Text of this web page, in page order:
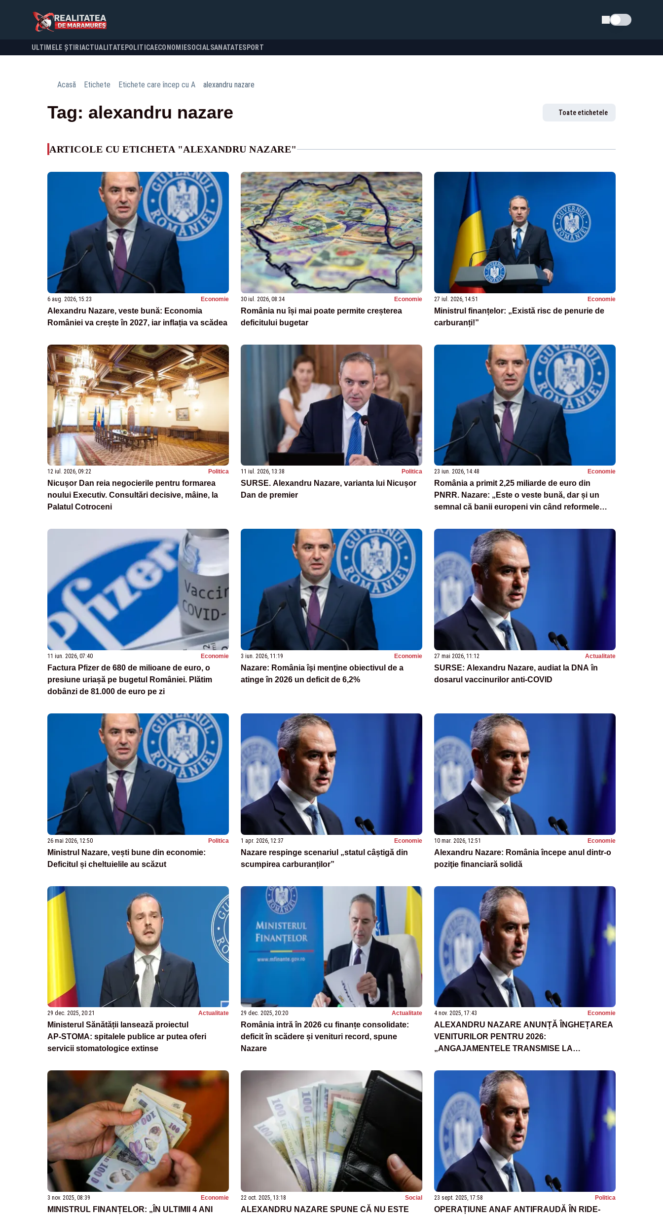
Schimba tema
ULTIMELE ȘTIRI ACTUALITATE POLITICA ECONOMIESOCIALSANATATESPORT
Acasă Etichete Etichete care încep cu A alexandru nazare
Tag: alexandru nazare Toate etichetele
ARTICOLE CU ETICHETA "ALEXANDRU NAZARE"
6 aug. 2026, 15:23 Economie
Alexandru Nazare, veste bună: Economia
României va crește în 2027, iar inflația va scădea
30 iul. 2026, 08:34 Economie
România nu își mai poate permite creșterea
deficitului bugetar
27 iul. 2026, 14:51 Economie
Ministrul finanțelor: „Există risc de penurie de
carburanți!”
12 iul. 2026, 09:22 Politica
Nicușor Dan reia negocierile pentru formarea
noului Executiv. Consultări decisive, mâine, la
Palatul Cotroceni
11 iul. 2026, 13:38 Politica
SURSE. Alexandru Nazare, varianta lui Nicușor
Dan de premier
23 iun. 2026, 14:48 Economie
România a primit 2,25 miliarde de euro din
PNRR. Nazare: „Este o veste bună, dar și un
semnal că banii europeni vin când reformele
11 iun. 2026, 07:40 Economie
Factura Pfizer de 680 de milioane de euro, o
presiune uriașă pe bugetul României. Plătim
dobânzi de 81.000 de euro pe zi
3 iun. 2026, 11:19 Economie
Nazare: România îşi menţine obiectivul de a
atinge în 2026 un deficit de 6,2%
27 mai 2026, 11:12 Actualitate
SURSE: Alexandru Nazare, audiat la DNA în
dosarul vaccinurilor anti-COVID
26 mai 2026, 12:50 Politica
Ministrul Nazare, vești bune din economie:
Deficitul și cheltuielile au scăzut
1 apr. 2026, 12:37 Economie
Nazare respinge scenariul „statul câștigă din
scumpirea carburanților”
10 mar. 2026, 12:51 Economie
Alexandru Nazare: România începe anul dintr-o
poziţie financiară solidă
29 dec. 2025, 20:21 Actualitate
Ministerul Sănătății lansează proiectul
AP‑STOMA: spitalele publice ar putea oferi
servicii stomatologice extinse
29 dec. 2025, 20:20 Actualitate
România intră în 2026 cu finanțe consolidate:
deficit în scădere și venituri record, spune
Nazare
4 nov. 2025, 17:43 Economie
ALEXANDRU NAZARE ANUNȚĂ ÎNGHEȚAREA
VENITURILOR PENTRU 2026:
„ANGAJAMENTELE TRANSMISE LA
3 nov. 2025, 08:39 Economie
MINISTRUL FINANȚELOR: „ÎN ULTIMII 4 ANI
22 oct. 2025, 13:18 Social
ALEXANDRU NAZARE SPUNE CĂ NU ESTE
23 sept. 2025, 17:58 Politica
OPERAȚIUNE ANAF ANTIFRAUDĂ ÎN RIDE-